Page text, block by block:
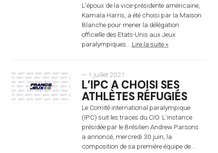
L’époux de la vice-présidente américaine,
Kamala Harris, a été choisi par la Maison
Blanche pour mener la délégation
officielle des Etats-Unis aux Jeux
paralympiques... Lire la suite »
— 1 juillet 2021
L’IPC A CHOISI SES
ATHLÈTES RÉFUGIÉS
Le Comité international paralympique
(IPC) suit les traces du CIO. L’instance
présidée par le Brésilien Andrew Parsons
a annoncé, mercredi 30 juin, la
composition de sa première équipe de...